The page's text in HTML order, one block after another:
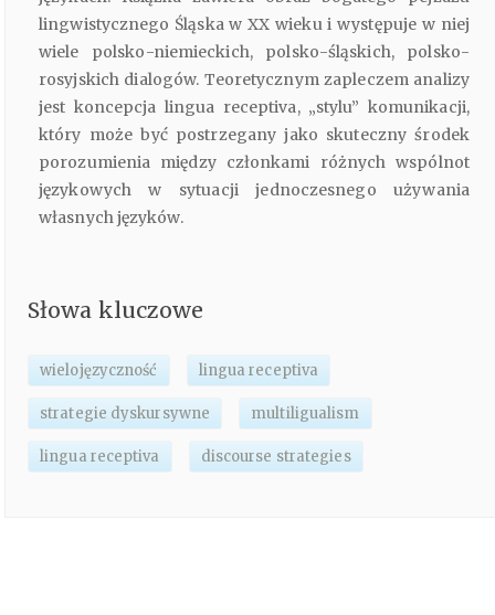
lingwistycznego Śląska w XX wieku i występuje w niej
wiele polsko-niemieckich, polsko-śląskich, polsko-
rosyjskich dialogów. Teoretycznym zapleczem analizy
jest koncepcja lingua receptiva, „stylu” komunikacji,
który może być postrzegany jako skuteczny środek
porozumienia między członkami różnych wspólnot
językowych w sytuacji jednoczesnego używania
własnych języków.
Słowa kluczowe
wielojęzyczność lingua receptiva
strategie dyskursywne multiligualism
lingua receptiva discourse strategies